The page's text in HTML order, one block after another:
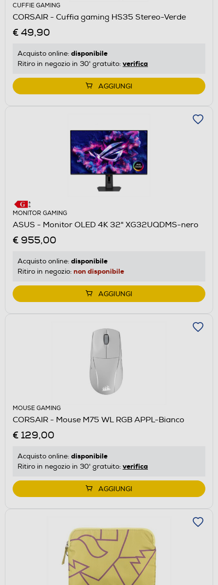
CUFFIE GAMING
CORSAIR - Cuffia gaming HS35 Stereo-Verde
€ 49,90
Acquisto online: disponibile
Ritiro in negozio in 30' gratuito: verifica
AGGIUNGI
MONITOR GAMING
ASUS - Monitor OLED 4K 32" XG32UQDMS-nero
€ 955,00
Acquisto online: disponibile
Ritiro in negozio: non disponibile
AGGIUNGI
MOUSE GAMING
CORSAIR - Mouse M75 WL RGB APPL-Bianco
€ 129,00
Acquisto online: disponibile
Ritiro in negozio in 30' gratuito: verifica
AGGIUNGI